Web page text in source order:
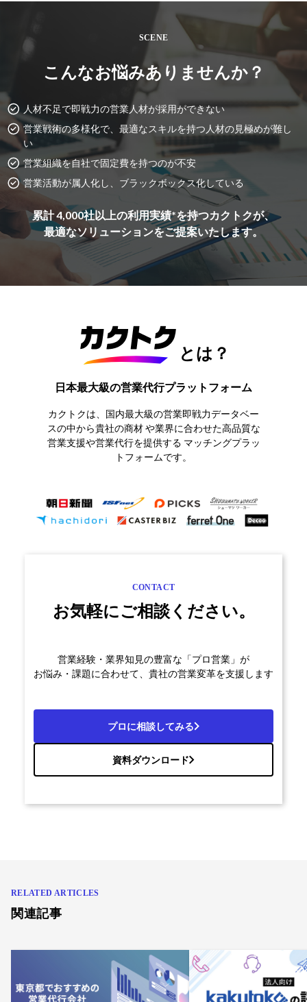
SCENE
こんなお悩みありませんか？
人材不足で即戦力の営業人材が採用ができない
営業戦術の多様化で、最適なスキルを持つ人材の見極めが難し
い
営業組織を自社で固定費を持つのが不安
営業活動が属人化し、ブラックボックス化している
累計 4,000社以上の利用実績*を持つカクトクが、
最適なソリューションをご提案いたします。
とは？
日本最大級の営業代行プラットフォーム
カクトクは、国内最大級の営業即戦力データベー
スの中から貴社の商材や業界に合わせた高品質な
営業支援や営業代行を提供する マッチングプラッ
トフォームです。
CONTACT
お気軽にご相談ください。
営業経験・業界知見の豊富な「プロ営業」が
お悩み・課題に合わせて、貴社の営業変革を支援します
プロに相談してみる
資料ダウンロード
RELATED ARTICLES
関連記事